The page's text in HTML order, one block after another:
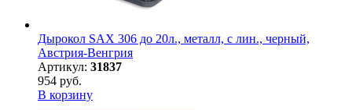
Дырокол SAX 306 до 20л., металл, с лин., черный,
Австрия-Венгрия
Артикул: 31837
954 руб.
В корзину